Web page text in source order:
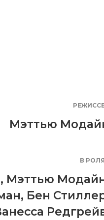
Мэттью
В
, Мэттью
, Бен